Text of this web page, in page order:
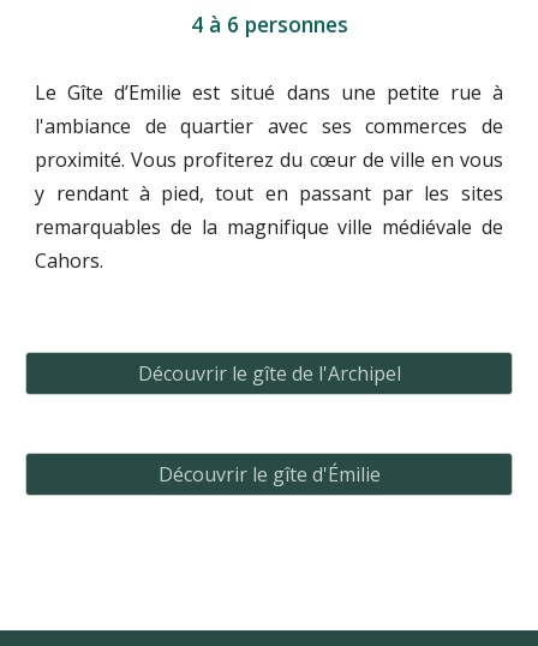
4 à 6 personnes
Le Gîte d’Emilie est situé dans une petite rue à
l'ambiance de quartier avec ses commerces de
proximité. Vous profiterez du cœur de ville en vous
y rendant à pied, tout en passant par les sites
remarquables de la magnifique ville médiévale de
Cahors.
Découvrir le gîte de l'Archipel
Découvrir le gîte d'Émilie